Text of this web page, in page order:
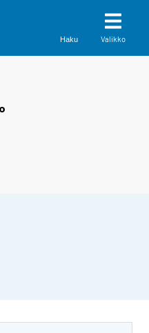
Haku Valikko